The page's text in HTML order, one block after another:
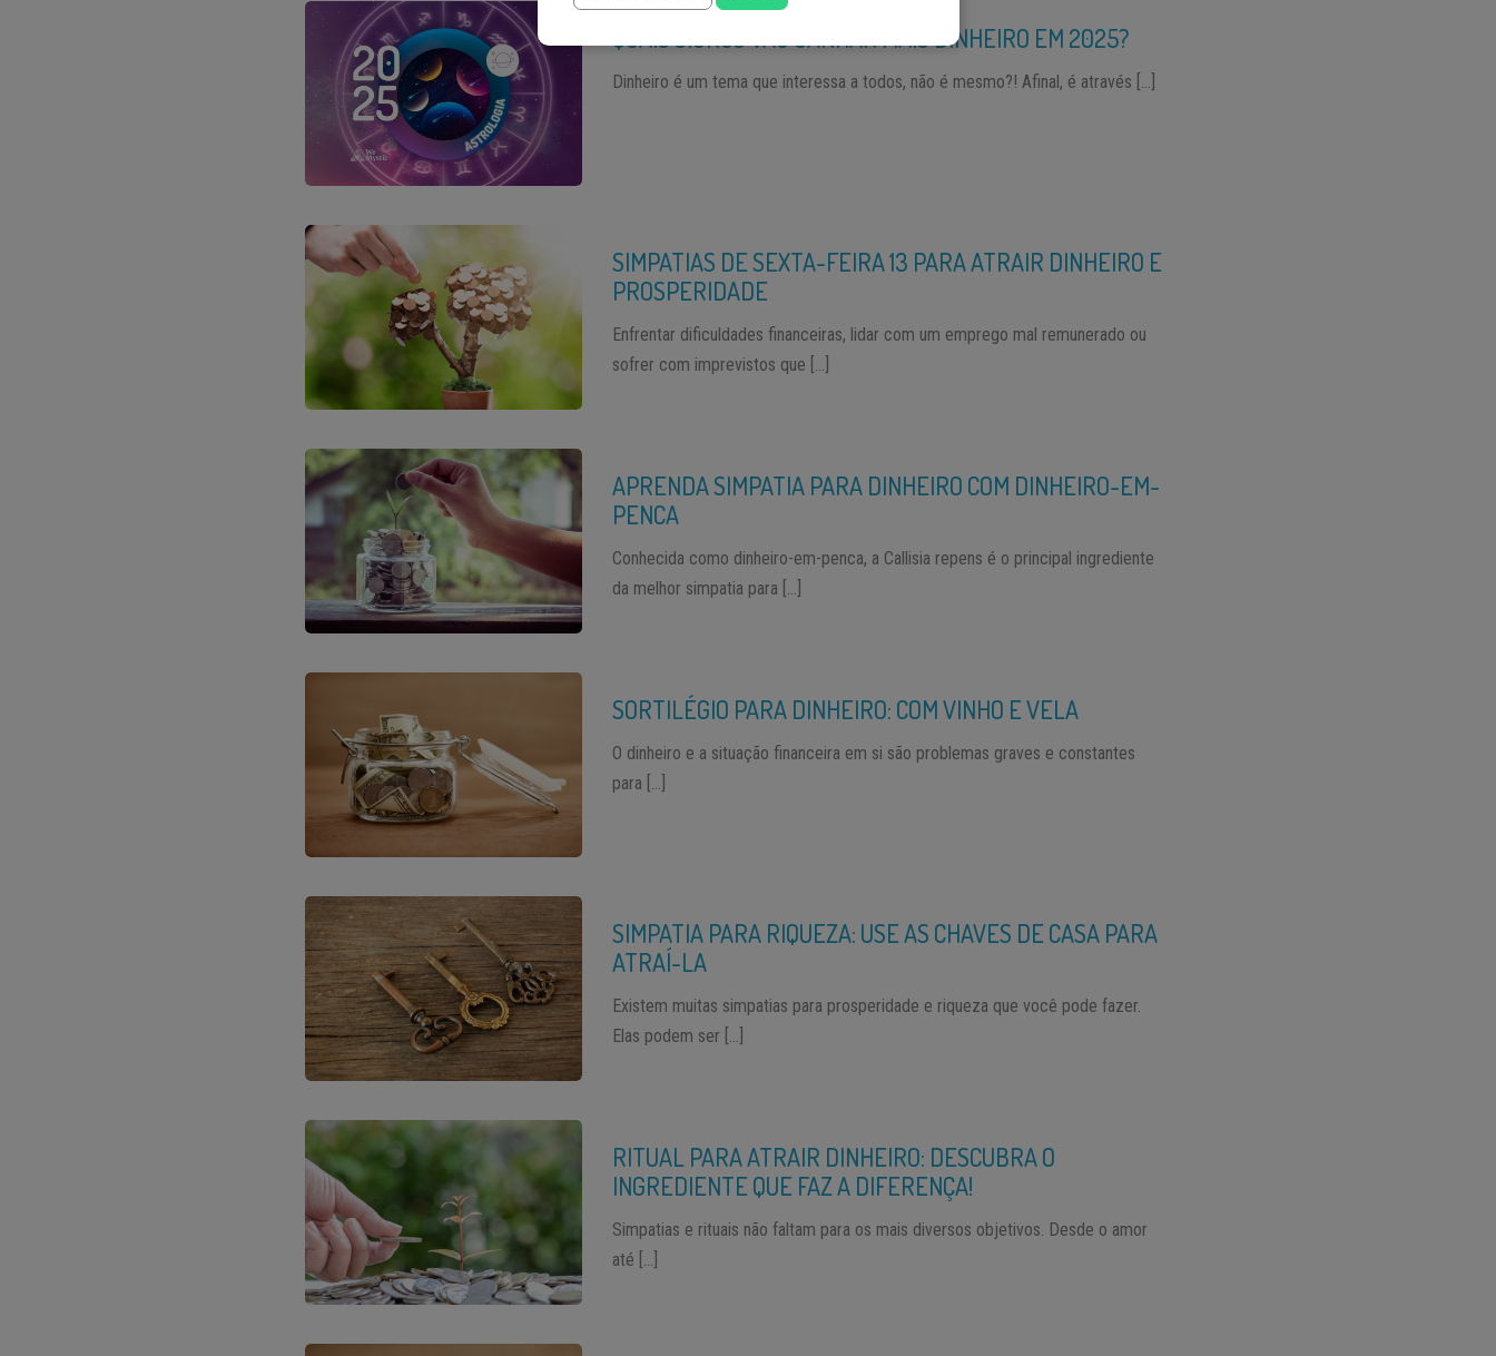
QUAIS SIGNOS VÃO GANHAR MAIS DINHEIRO EM 2025?
Dinheiro é um tema que interessa a todos, não é mesmo?! Afinal, é através […]
SIMPATIAS DE SEXTA-FEIRA 13 PARA ATRAIR DINHEIRO E
PROSPERIDADE
Enfrentar dificuldades financeiras, lidar com um emprego mal remunerado ou
sofrer com imprevistos que […]
APRENDA SIMPATIA PARA DINHEIRO COM DINHEIRO-EM-
PENCA
Conhecida como dinheiro-em-penca, a Callisia repens é o principal ingrediente
da melhor simpatia para […]
SORTILÉGIO PARA DINHEIRO: COM VINHO E VELA
O dinheiro e a situação financeira em si são problemas graves e constantes
para […]
SIMPATIA PARA RIQUEZA: USE AS CHAVES DE CASA PARA
ATRAÍ-LA
Existem muitas simpatias para prosperidade e riqueza que você pode fazer.
Elas podem ser […]
RITUAL PARA ATRAIR DINHEIRO: DESCUBRA O
INGREDIENTE QUE FAZ A DIFERENÇA!
Simpatias e rituais não faltam para os mais diversos objetivos. Desde o amor
até […]